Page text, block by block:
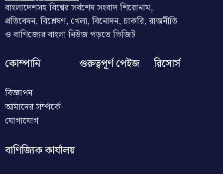
বাংলাদেশসহ বিশ্বের সর্বশেষ সংবাদ শিরোনাম,
প্রতিবেদন, বিশ্লেষণ, খেলা, বিনোদন, চাকরি, রাজনীতি
ও বাণিজ্যের বাংলা নিউজ পড়তে ভিজিট
কোম্পানি
বিজ্ঞাপন
আমাদের সম্পর্কে
যোগাযোগ
গুরুত্বপূর্ণ পেইজ রিসোর্স
বাণিজ্যিক কার্যালয়